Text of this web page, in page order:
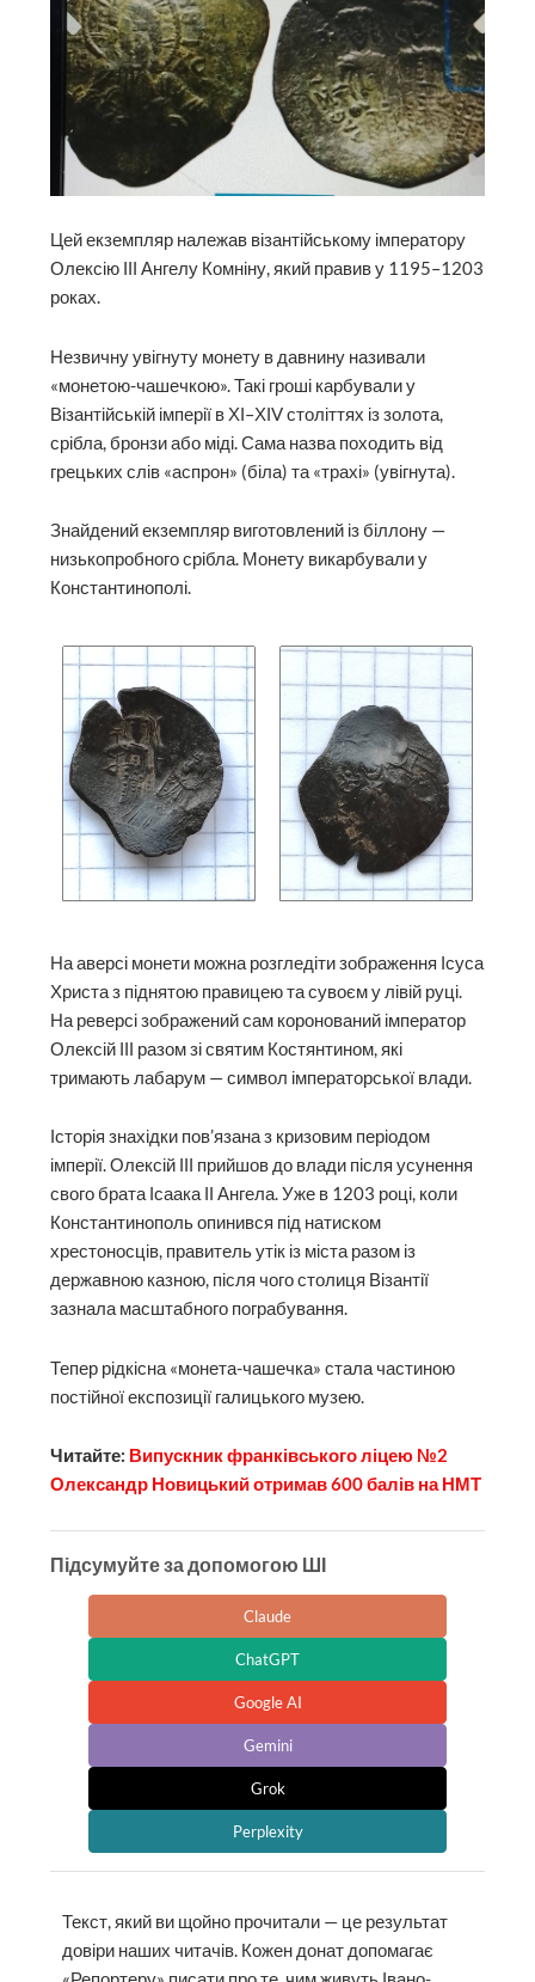
Цей екземпляр належав візантійському імператору
Олексію ІІІ Ангелу Комніну, який правив у 1195–1203
роках.
Незвичну увігнуту монету в давнину називали
«монетою-чашечкою». Такі гроші карбували у
Візантійській імперії в ХІ–ХІV століттях із золота,
срібла, бронзи або міді. Сама назва походить від
грецьких слів «аспрон» (біла) та «трахі» (увігнута).
Знайдений екземпляр виготовлений із біллону —
низькопробного срібла. Монету викарбували у
Константинополі.
На аверсі монети можна розгледіти зображення Ісуса
Христа з піднятою правицею та сувоєм у лівій руці.
На реверсі зображений сам коронований імператор
Олексій ІІІ разом зі святим Костянтином, які
тримають лабарум — символ імператорської влади.
Історія знахідки пов’язана з кризовим періодом
імперії. Олексій ІІІ прийшов до влади після усунення
свого брата Ісаака ІІ Ангела. Уже в 1203 році, коли
Константинополь опинився під натиском
хрестоносців, правитель утік із міста разом із
державною казною, після чого столиця Візантії
зазнала масштабного пограбування.
Тепер рідкісна «монета-чашечка» стала частиною
постійної експозиції галицького музею.
Читайте: Випускник франківського ліцею №2
Олександр Новицький отримав 600 балів на НМТ
Підсумуйте за допомогою ШІ
Claude
ChatGPT
Google AI
Gemini
Grok
Perplexity
Текст, який ви щойно прочитали — це результат
довіри наших читачів. Кожен донат допомагає